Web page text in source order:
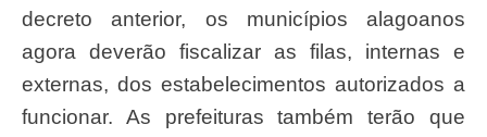
decreto anterior, os municípios alagoanos
agora deverão fiscalizar as filas, internas e
externas, dos estabelecimentos autorizados a
funcionar. As prefeituras também terão que